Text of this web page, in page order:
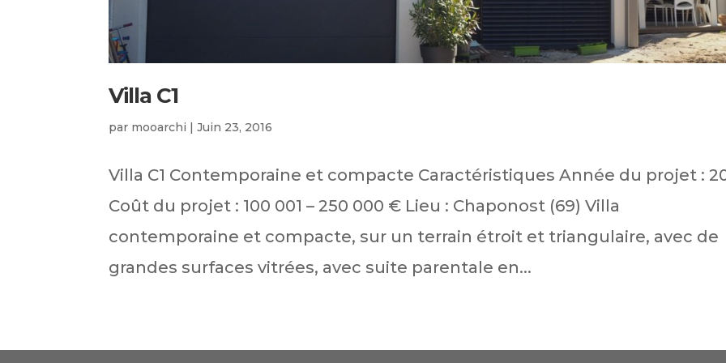
Villa C1
par mooarchi |Juin 23, 2016
Villa C1 Contemporaine et compacte Caractéristiques Année du projet :
Coût du projet : 100 001 – 250 000 € Lieu : Chaponost (69) Villa
contemporaine et compacte, sur un terrain étroit et triangulaire, avec de
grandes surfaces vitrées, avec suite parentale en...